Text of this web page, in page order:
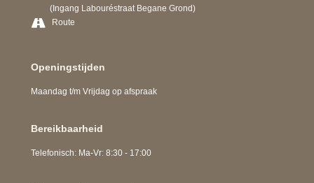
(Ingang Labouréstraat Begane Grond)
Route
Openingstijden
Maandag t/m Vrijdag op afspraak
Bereikbaarheid
Telefonisch: Ma-Vr: 8:30 - 17:00